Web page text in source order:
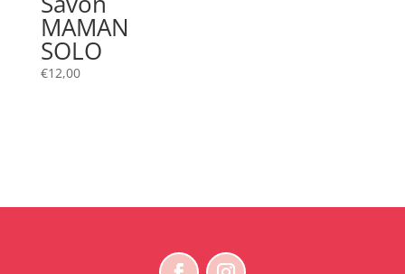
MAMAN
SOLO
€12,00